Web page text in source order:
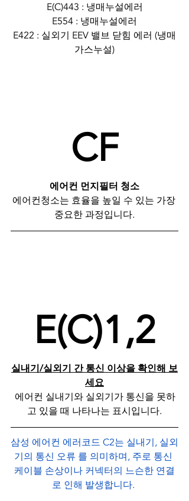
E(C)443 : 냉매누설에러
E554 : 냉매누설에러
E422 : 실외기 EEV 밸브 닫힘 에러 (냉매
가스누설)
CF
에어컨 먼지필터 청소
에어컨청소는 효율을 높일 수 있는 가장
중요한 과정입니다.
E(C)1,2
실내기/실외기 간 통신 이상을 확인해 보
세요
에어컨 실내기와 실외기가 통신을 못하
고 있을 때 나타나는 표시입니다.
삼성 에어컨 에러코드 C2는 실내기, 실외
기의 통신 오류 를 의미하며, 주로 통신
케이블 손상이나 커넥터의 느슨한 연결
로 인해 발생합니다.